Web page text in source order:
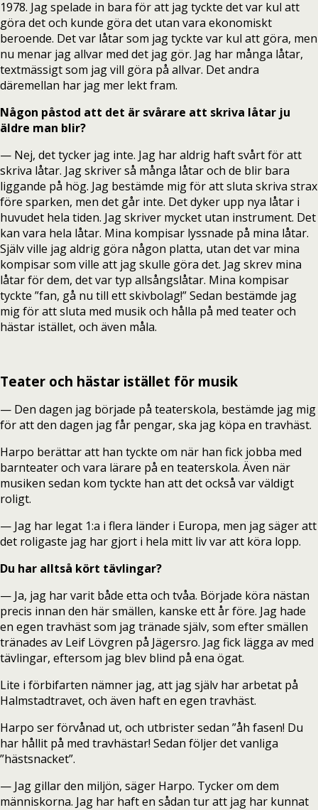
1978. Jag spelade in bara för att jag tyckte det var kul att
göra det och kunde göra det utan vara ekonomiskt
beroende. Det var låtar som jag tyckte var kul att göra, men
nu menar jag allvar med det jag gör. Jag har många låtar,
textmässigt som jag vill göra på allvar. Det andra
däremellan har jag mer lekt fram.
Någon påstod att det är svårare att skriva låtar ju
äldre man blir?
— Nej, det tycker jag inte. Jag har aldrig haft svårt för att
skriva låtar. Jag skriver så många låtar och de blir bara
liggande på hög. Jag bestämde mig för att sluta skriva strax
före sparken, men det går inte. Det dyker upp nya låtar i
huvudet hela tiden. Jag skriver mycket utan instrument. Det
kan vara hela låtar. Mina kompisar lyssnade på mina låtar.
Själv ville jag aldrig göra någon platta, utan det var mina
kompisar som ville att jag skulle göra det. Jag skrev mina
låtar för dem, det var typ allsångslåtar. Mina kompisar
tyckte ”fan, gå nu till ett skivbolag!” Sedan bestämde jag
mig för att sluta med musik och hålla på med teater och
hästar istället, och även måla.
Teater och hästar istället för musik
— Den dagen jag började på teaterskola, bestämde jag mig
för att den dagen jag får pengar, ska jag köpa en travhäst.
Harpo berättar att han tyckte om när han fick jobba med
barnteater och vara lärare på en teaterskola. Även när
musiken sedan kom tyckte han att det också var väldigt
roligt.
— Jag har legat 1:a i flera länder i Europa, men jag säger att
det roligaste jag har gjort i hela mitt liv var att köra lopp.
Du har alltså kört tävlingar?
— Ja, jag har varit både etta och tvåa. Började köra nästan
precis innan den här smällen, kanske ett år före. Jag hade
en egen travhäst som jag tränade själv, som efter smällen
tränades av Leif Lövgren på Jägersro. Jag fick lägga av med
tävlingar, eftersom jag blev blind på ena ögat.
Lite i förbifarten nämner jag, att jag själv har arbetat på
Halmstadtravet, och även haft en egen travhäst.
Harpo ser förvånad ut, och utbrister sedan ”åh fasen! Du
har hållit på med travhästar! Sedan följer det vanliga
”hästsnacket”.
— Jag gillar den miljön, säger Harpo. Tycker om dem
människorna. Jag har haft en sådan tur att jag har kunnat